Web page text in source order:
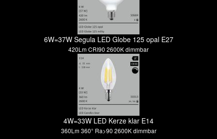
6W=37W Segula LED Globe 125 opal E27
420Lm CRI90 2600K dimmbar
4W=33W LED Kerze klar E14
360Lm 360° Ra>90 2600K dimmbar